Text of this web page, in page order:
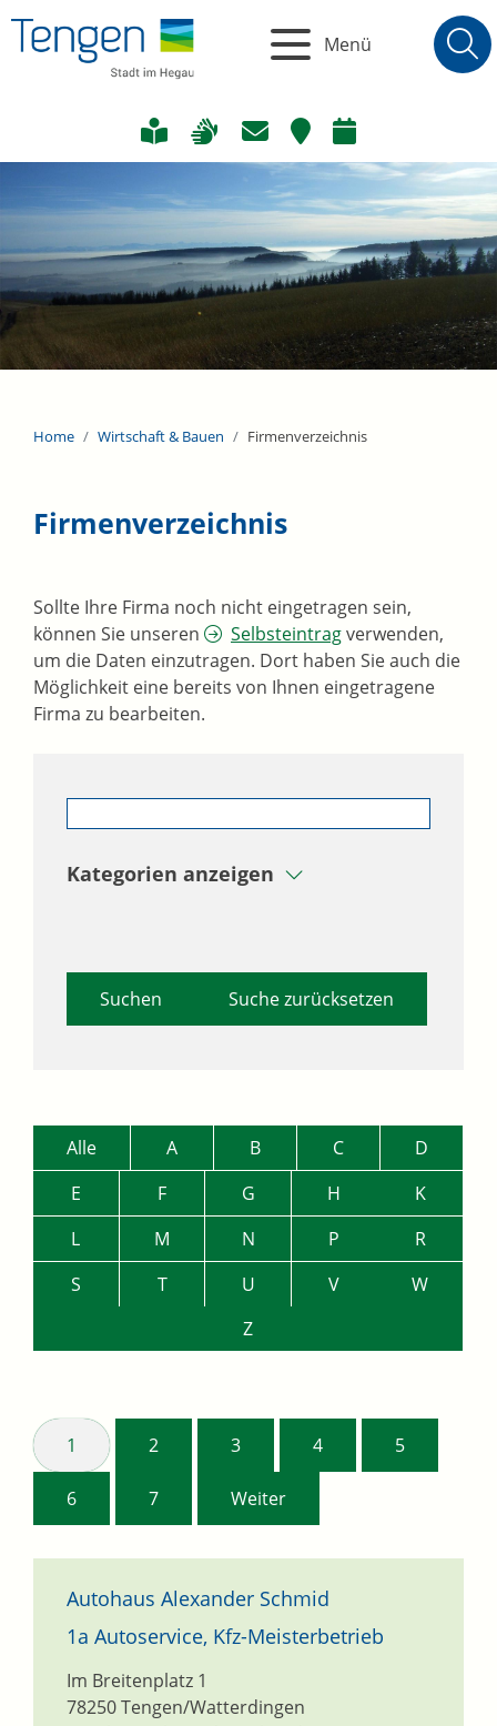
Menü
Home Wirtschaft & Bauen Firmenverzeichnis
Firmenverzeichnis
Sollte Ihre Firma noch nicht eingetragen sein,
können Sie unseren
Selbsteintragverwenden,
um die Daten einzutragen. Dort haben Sie auch die
Möglichkeit eine bereits von Ihnen eingetragene
Firma zu bearbeiten.
Kategorien anzeigen
Suche zurücksetzen
Alle A B C
D
E
F G H
K
L
M N P
R
S
T U V
W
Z
1 2 3 4 5
6 7 Weiter
Autohaus Alexander Schmid
1a Autoservice, Kfz-Meisterbetrieb
Im Breitenplatz 1
78250Tengen/Watterdingen